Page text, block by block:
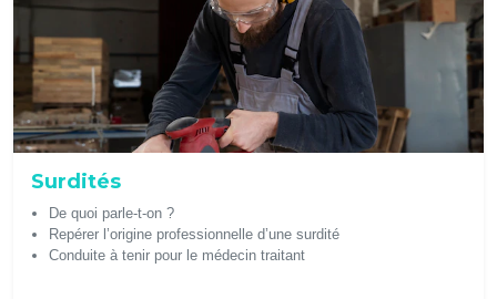
Surdités
De quoi parle-t-on ?
Repérer l’origine professionnelle d’une surdité
Conduite à tenir pour le médecin traitant